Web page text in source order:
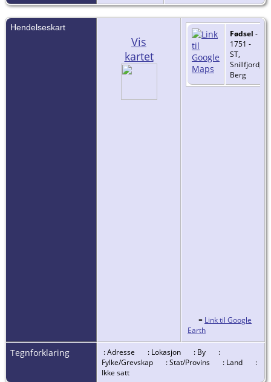
Hendelseskart
Vis
kartet
Fødsel -
1751 -
ST,
Snillfjord,
Berg
= Link til Google
Earth
Tegnforklaring : Adresse : Lokasjon : By
:
Fylke/Grevskap
: Stat/Provins : Land
:
Ikke satt